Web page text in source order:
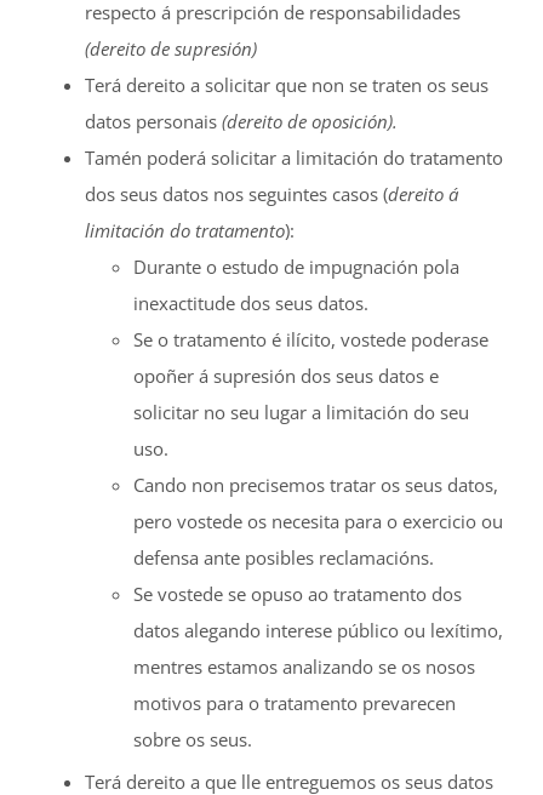
respecto á prescripción de responsabilidades
(dereito de supresión)
Terá dereito a solicitar que non se traten os seus
datos personais (dereito de oposición).
Tamén poderá solicitar a limitación do tratamento
dos seus datos nos seguintes casos (dereito á
limitación do tratamento):
Durante o estudo de impugnación pola
inexactitude dos seus datos.
Se o tratamento é ilícito, vostede poderase
opoñer á supresión dos seus datos e
solicitar no seu lugar a limitación do seu
uso.
Cando non precisemos tratar os seus datos,
pero vostede os necesita para o exercicio ou
defensa ante posibles reclamacións.
Se vostede se opuso ao tratamento dos
datos alegando interese público ou lexítimo,
mentres estamos analizando se os nosos
motivos para o tratamento prevarecen
sobre os seus.
Terá dereito a que lle entreguemos os seus datos